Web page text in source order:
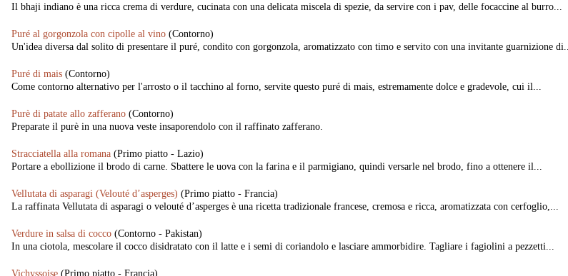
Il bhaji indiano è una ricca crema di verdure, cucinata con una delicata miscela di spezie, da servire con i pav, delle focaccine al burro...
Puré al gorgonzola con cipolle al vino (Contorno)
Un'idea diversa dal solito di presentare il puré, condito con gorgonzola, aromatizzato con timo e servito con una invitante guarnizione di...
Puré di mais (Contorno)
Come contorno alternativo per l'arrosto o il tacchino al forno, servite questo puré di mais, estremamente dolce e gradevole, cui il...
Purè di patate allo zafferano (Contorno)
Preparate il purè in una nuova veste insaporendolo con il raffinato zafferano.
Stracciatella alla romana (Primo piatto - Lazio)
Portare a ebollizione il brodo di carne. Sbattere le uova con la farina e il parmigiano, quindi versarle nel brodo, fino a ottenere il...
Vellutata di asparagi (Velouté d’asperges) (Primo piatto - Francia)
La raffinata Vellutata di asparagi o velouté d’asperges è una ricetta tradizionale francese, cremosa e ricca, aromatizzata con cerfoglio,...
Verdure in salsa di cocco (Contorno - Pakistan)
In una ciotola, mescolare il cocco disidratato con il latte e i semi di coriandolo e lasciare ammorbidire. Tagliare i fagiolini a pezzetti...
Vichyssoise (Primo piatto - Francia)